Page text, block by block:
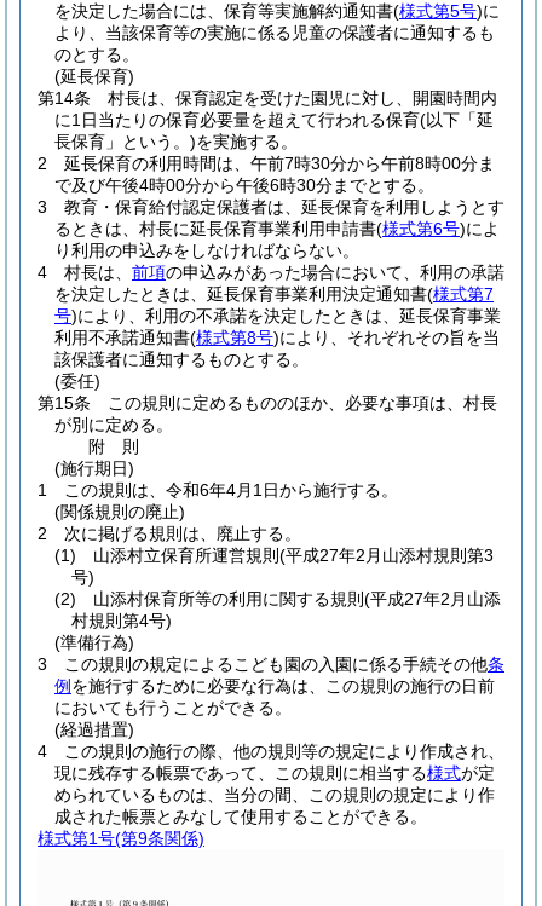
を決定した場合には、保育等実施解約通知書(様式第5号)に
より、当該保育等の実施に係る児童の保護者に通知するも
のとする。
(延長保育)
第14条
村長は、保育認定を受けた園児に対し、開園時間内
に1日当たりの保育必要量を超えて行われる保育(以下「延
長保育」という。)を実施する。
2
延長保育の利用時間は、午前7時30分から午前8時00分ま
で及び午後4時00分から午後6時30分までとする。
3
教育・保育給付認定保護者は、延長保育を利用しようとす
るときは、村長に延長保育事業利用申請書(様式第6号)によ
り利用の申込みをしなければならない。
4
村長は、 前項の申込みがあった場合において、利用の承諾
を決定したときは、延長保育事業利用決定通知書(様式第7
号)により、利用の不承諾を決定したときは、延長保育事業
利用不承諾通知書(様式第8号)により、それぞれその旨を当
該保護者に通知するものとする。
(委任)
第15条
この規則に定めるもののほか、必要な事項は、村長
が別に定める。
附 則
(施行期日)
1
この規則は、令和6年4月1日から施行する。
(関係規則の廃止)
2
次に掲げる規則は、廃止する。
(1)
山添村立保育所運営規則 (平成27年2月山添村規則第3
号)
(2)
山添村保育所等の利用に関する規則 (平成27年2月山添
村規則第4号)
(準備行為)
3
この規則の規定によるこども園の入園に係る手続その他条
例 を施行するために必要な行為は、この規則の施行の日前
においても行うことができる。
(経過措置)
4
この規則の施行の際、他の規則等の規定により作成され、
現に残存する帳票であって、この規則に相当する様式が定
められているものは、当分の間、この規則の規定により作
成された帳票とみなして使用することができる。
様式第1号(第9条関係)